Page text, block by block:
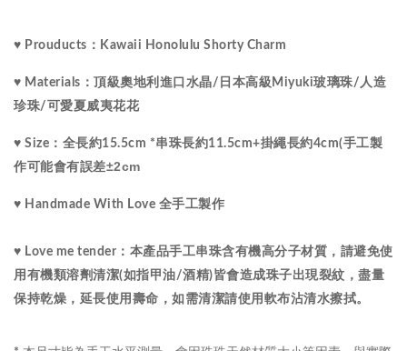
♥ Prouducts：Kawaii Honolulu Shorty Charm
♥ Materials： 頂級奧地利進口 水晶/ 日本高級Miyuki玻璃珠/ 人造
珍珠/可愛夏威夷花花
♥ Size： 全長約15.5cm *串珠長約11.5cm+掛繩長約4cm(手工製
作可能會有誤差±2cm
♥ Handmade With Love 全手工製作
♥ Love me tender：本產品手工串珠含有機高分子材質，請避免使
用有機類溶劑清潔(如指甲油/酒精)皆會造成珠子出現裂紋，盡量
保持乾燥，延長使用壽命，如需清潔請使用軟布沾清水擦拭。